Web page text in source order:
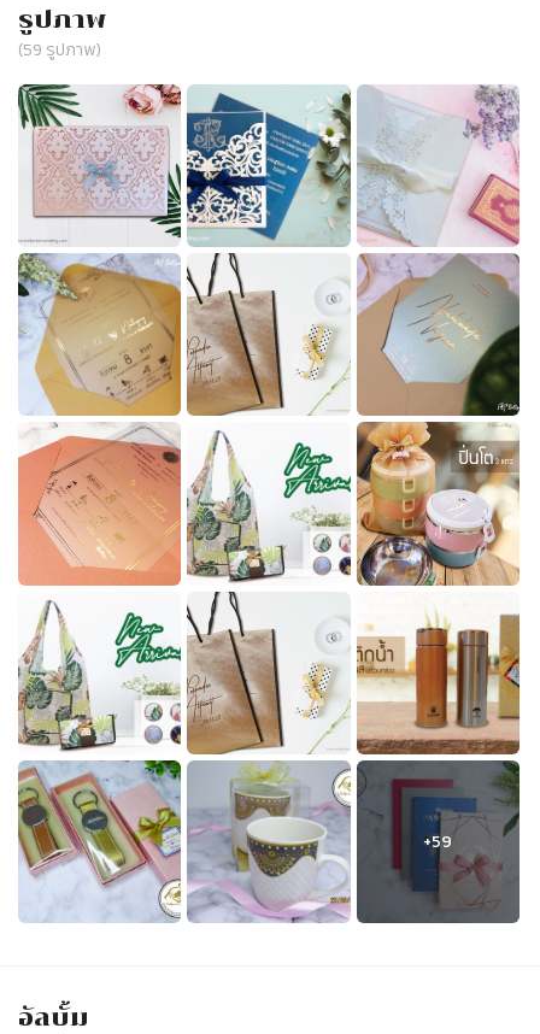
รูปภาพ
(59 รูปภาพ)
อัลบั้ม